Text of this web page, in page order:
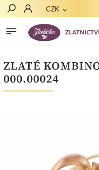
CZK
ZLATÉ
000.00024